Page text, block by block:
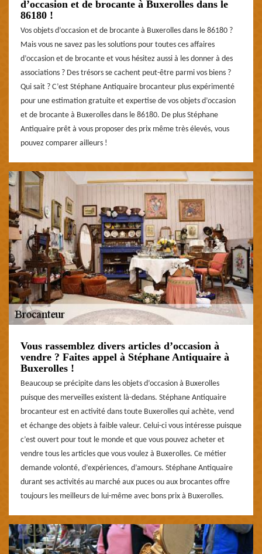
d’occasion et de brocante à Buxerolles dans le
86180 !
Vos objets d’occasion et de brocante à Buxerolles dans le 86180 ?
Mais vous ne savez pas les solutions pour toutes ces affaires
d’occasion et de brocante et vous hésitez aussi à les donner à des
associations ? Des trésors se cachent peut-être parmi vos biens ?
Qui sait ? C’est Stéphane Antiquaire brocanteur plus expérimenté
pour une estimation gratuite et expertise de vos objets d’occasion
et de brocante à Buxerolles dans le 86180. De plus Stéphane
Antiquaire prêt à vous proposer des prix même très élevés, vous
pouvez comparer ailleurs !
Vous rassemblez divers articles d’occasion à
vendre ? Faites appel à Stéphane Antiquaire à
Buxerolles !
Beaucoup se précipite dans les objets d’occasion à Buxerolles
puisque des merveilles existent là-dedans. Stéphane Antiquaire
brocanteur est en activité dans toute Buxerolles qui achète, vend
et échange des objets à faible valeur. Celui-ci vous intéresse puisque
c’est ouvert pour tout le monde et que vous pouvez acheter et
vendre tous les articles que vous voulez à Buxerolles. Ce métier
demande volonté, d’expériences, d’amours. Stéphane Antiquaire
durant ses activités au marché aux puces ou aux brocantes offre
toujours les meilleurs de lui-même avec bons prix à Buxerolles.